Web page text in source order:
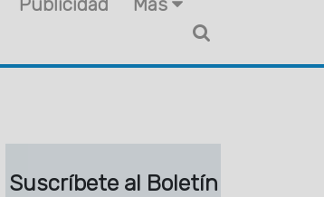
Suscríbete al Boletín